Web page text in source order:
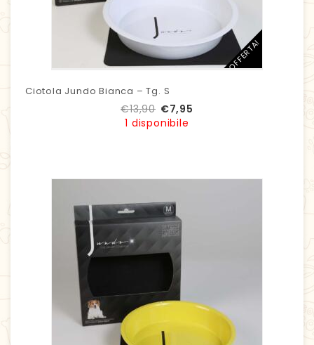
IN OFFERTA!
Ciotola Jundo Bianca – Tg. S
€13,90 €7,95
1 disponibile